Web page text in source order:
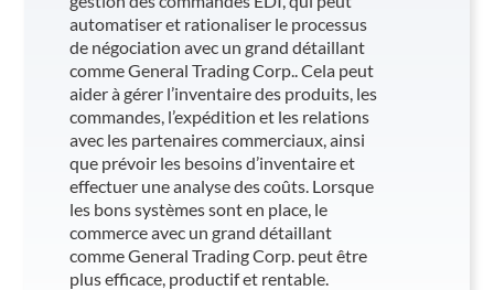
automatiser et rationaliser le processus
de négociation avec un grand détaillant
comme General Trading Corp.. Cela peut
aider à gérer l’inventaire des produits, les
commandes, l’expédition et les relations
avec les partenaires commerciaux, ainsi
que prévoir les besoins d’inventaire et
effectuer une analyse des coûts. Lorsque
les bons systèmes sont en place, le
commerce avec un grand détaillant
comme General Trading Corp. peut être
plus efficace, productif et rentable.